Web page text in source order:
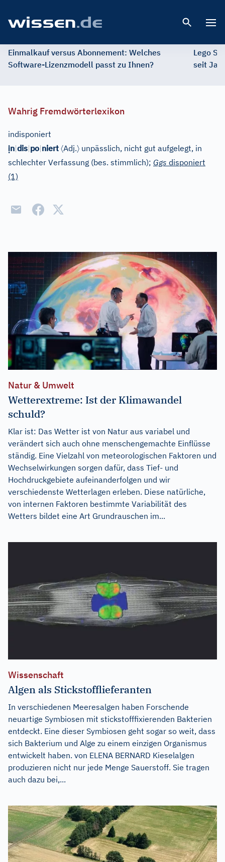
Einmalkauf versus Abonnement: Welches
Software-Lizenzmodell passt zu Ihnen?
Lego
seit
Wahrig Fremdwörterlexikon
indisponiert
ịn|dis|po|niert 〈Adj.〉 unpässlich, nicht gut aufgelegt, in
schlechter Verfassung (bes. stimmlich); Ggs disponiert
(1)
Natur & Umwelt
Wetterextreme: Ist der Klimawandel
schuld?
Klar ist: Das Wetter ist von Natur aus variabel und
verändert sich auch ohne menschengemachte Einflüsse
ständig. Eine Vielzahl von meteorologischen Faktoren und
Wechselwirkungen sorgen dafür, dass Tief- und
Hochdruckgebiete aufeinanderfolgen und wir
verschiedenste Wetterlagen erleben. Diese natürliche,
von internen Faktoren bestimmte Variabilität des
Wetters bildet eine Art Grundrauschen im...
Wissenschaft
Algen als Stickstofflieferanten
In verschiedenen Meeresalgen haben Forschende
neuartige Symbiosen mit stickstofffixierenden Bakterien
entdeckt. Eine dieser Symbiosen geht sogar so weit, dass
sich Bakterium und Alge zu einem einzigen Organismus
entwickelt haben. von ELENA BERNARD Kieselalgen
produzieren nicht nur jede Menge Sauerstoff. Sie tragen
auch dazu bei,...